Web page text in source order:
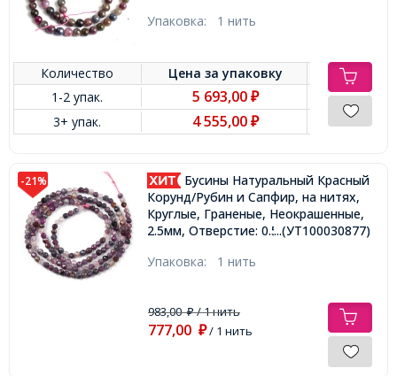
Упаковка: 1 нить
Количество Цена заупаковку
1-2 упак.
5 693,00₽
3+ упак. 4 555,00₽
-21%
Бусины Натуральный Красный
Корунд/Рубин и Сапфир, на нитях,
Круглые, Граненые, Неокрашенные,
2.5мм, Отверстие: 0.5мм, около
...(УТ100030877)
Упаковка: 1 нить
983,00₽/ 1 нить
777,00 ₽/ 1 нить